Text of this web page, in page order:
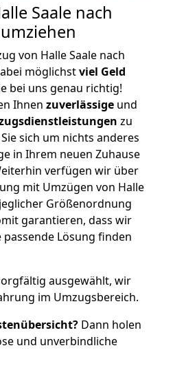
Saale nach
von Halle Saale nach
möglichstviel Geld
bei uns genau richtig!
Ihnen zuverlässige und
zu
sich um nichts anderes
in Ihrem neuen Zuhause
verfügen wir über
mit Umzügen von Halle
Größenordnung
garantieren, dass wir
Lösung finden
ausgewählt, wir
im Umzugsbereich.
Dann holen
und unverbindliche